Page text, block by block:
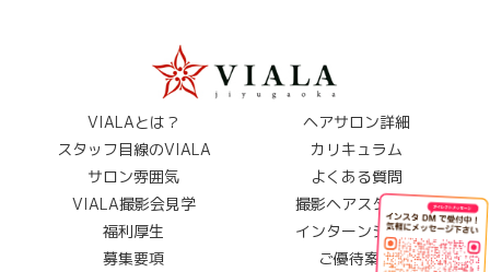
VIALAとは？
ヘアサロン詳細
スタッフ目線のVIALA
カリキュラム
サロン雰囲気
よくある質問
VIALA撮影会見学
撮影ヘアスタイル
福利厚生
インターンシップ
募集要項
ご優待案内